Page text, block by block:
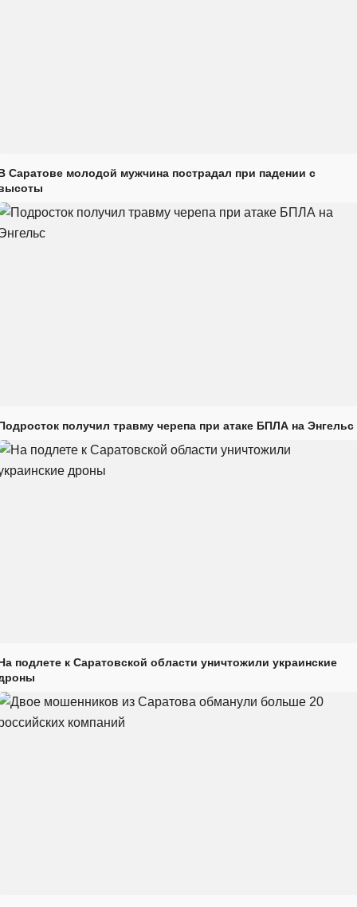
Саратове молодой мужчина пострадал при падении с
получил травму черепа при атаке БПЛА на Энгельс
подлете к Саратовской области уничтожили украинские